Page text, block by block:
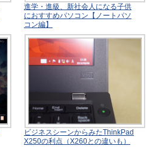
進学・進級、新社会人になる子供
におすすめパソコン【ノートパソ
コン編】
ビジネスシーンからみたThinkPad
X250の利点（X260との違いも）